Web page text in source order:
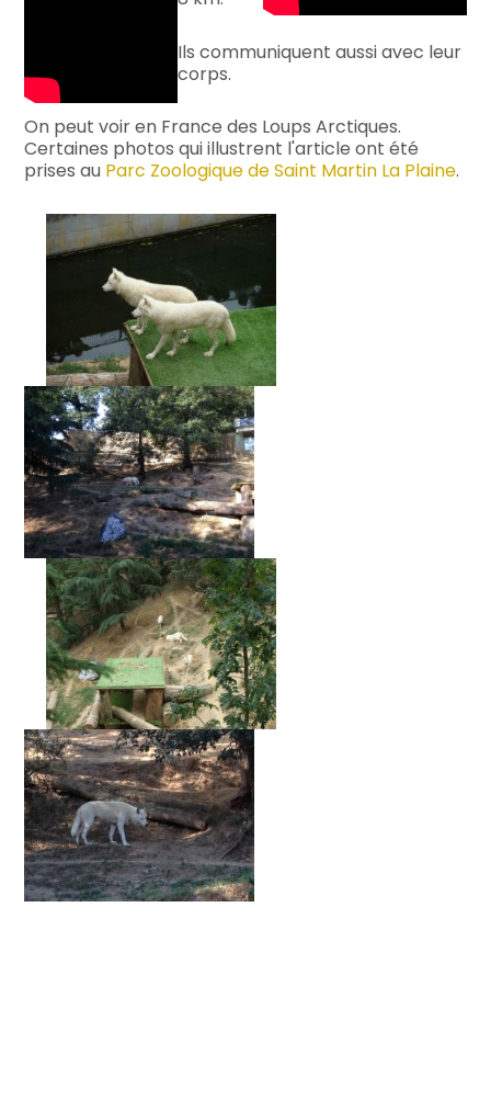
Ils communiquent aussi avec leur
corps.
On peut voir en France des Loups Arctiques.
Certaines photos qui illustrent l'article ont été
prises au Parc Zoologique de Saint Martin La Plaine.